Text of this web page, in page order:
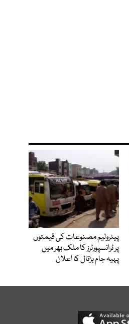
پیٹرولیم مصنوعات کی قیمتوں
پر ٹرانسپورٹرز کا ملک بھر میں
پہیہ جام ہڑتال کا اعلان